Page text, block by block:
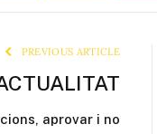
PREVIOUS ARTICLE
aprovar i no